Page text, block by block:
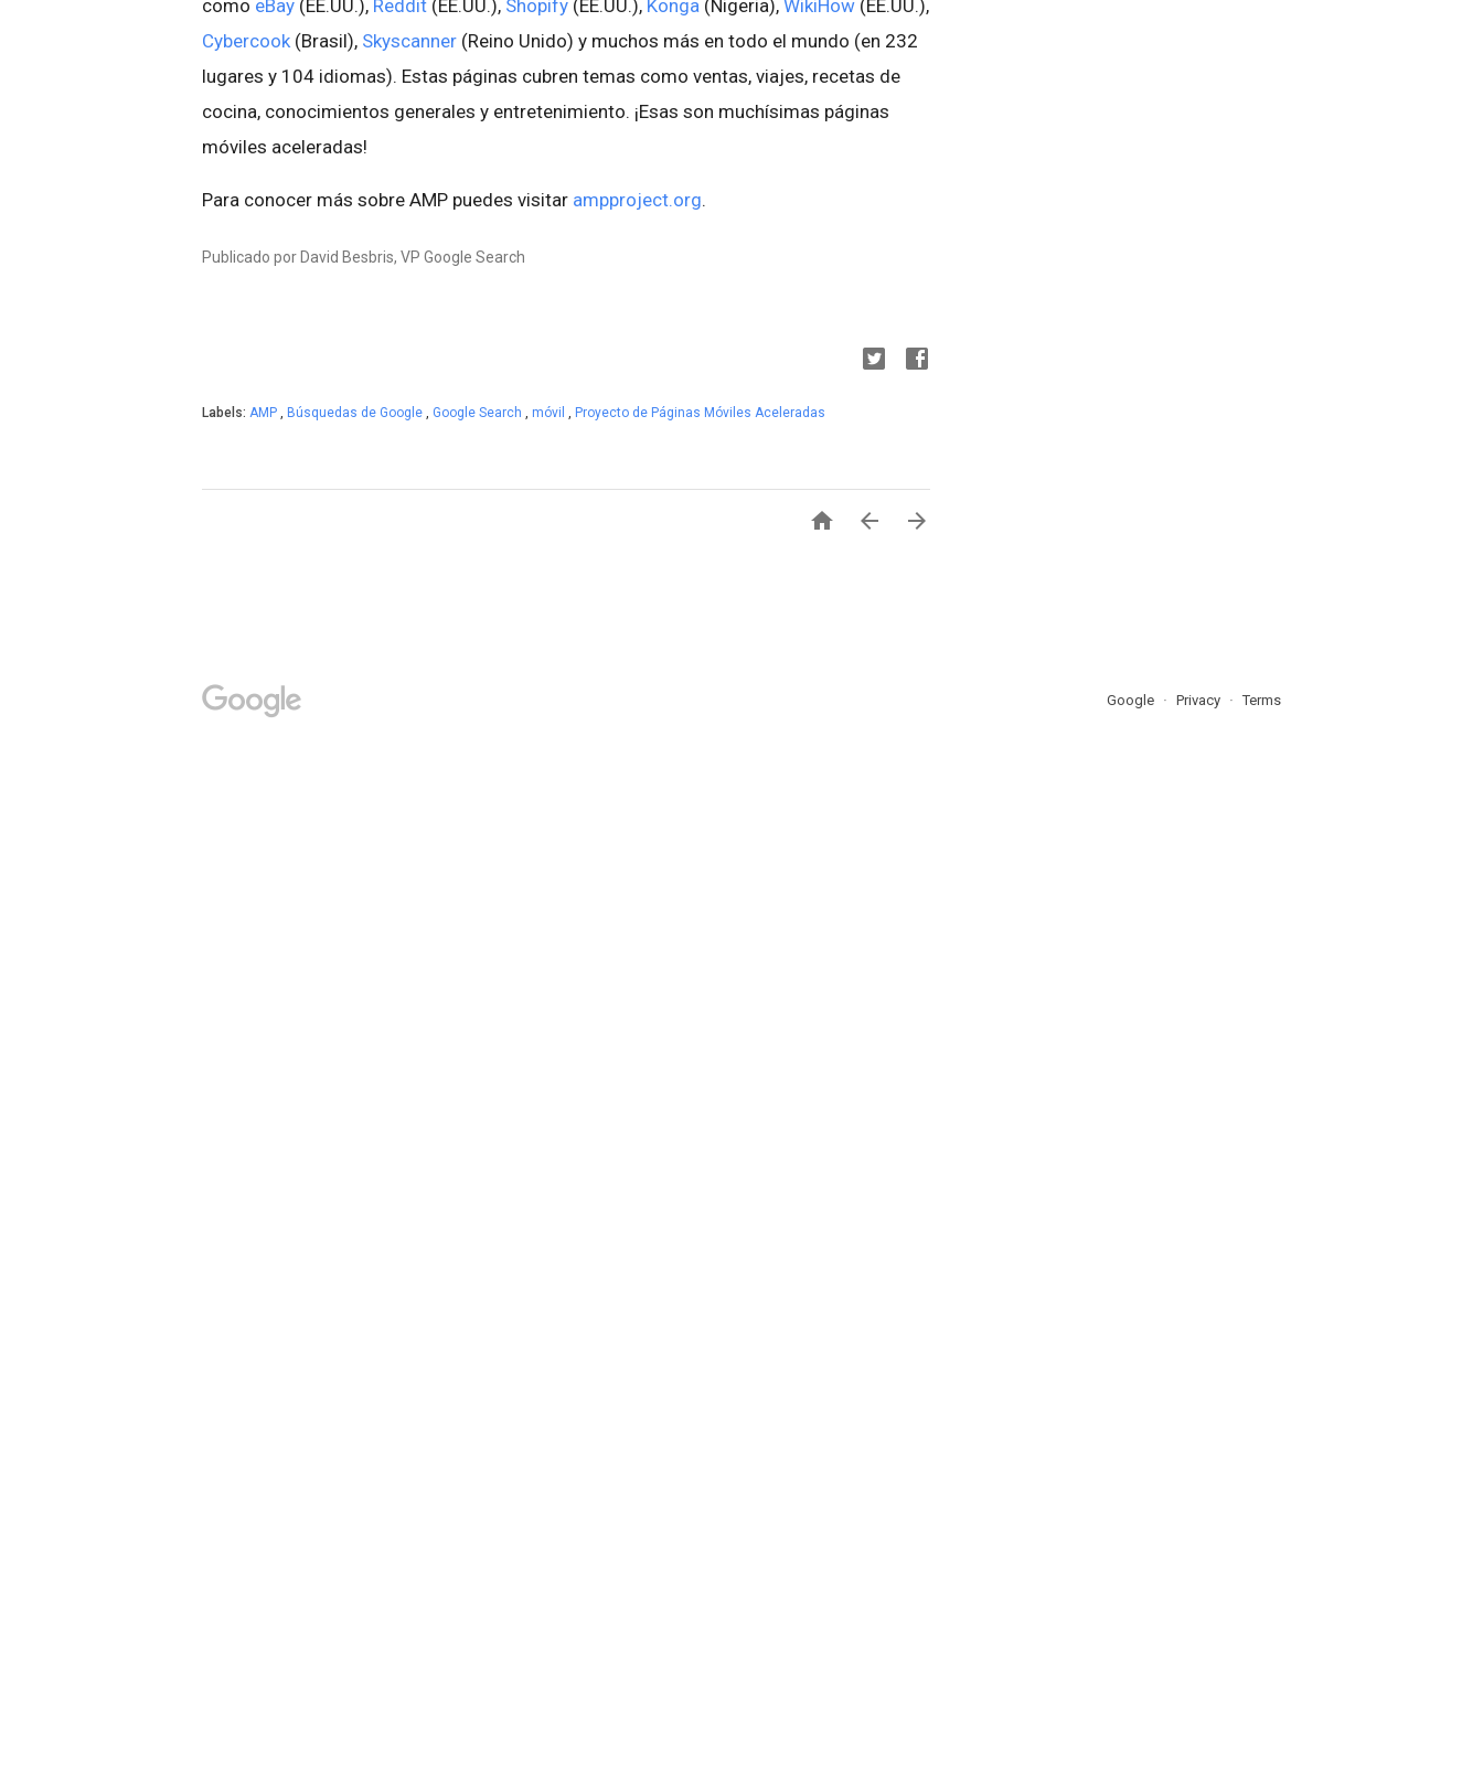
como eBay (EE.UU.), Reddit (EE.UU.), Shopify (EE.UU.), Konga (Nigeria), WikiHow (EE.UU.),
Cybercook (Brasil), Skyscanner (Reino Unido) y muchos más en todo el mundo (en 232
lugares y 104 idiomas). Estas páginas cubren temas como ventas, viajes, recetas de
cocina, conocimientos generales y entretenimiento. ¡Esas son muchísimas páginas
móviles aceleradas!
Para conocer más sobre AMP puedes visitar ampproject.org.
Publicado por David Besbris, VP Google Search
Labels: AMP , Búsquedas de Google , Google Search , móvil , Proyecto de Páginas Móviles Aceleradas
  
Google Privacy Terms